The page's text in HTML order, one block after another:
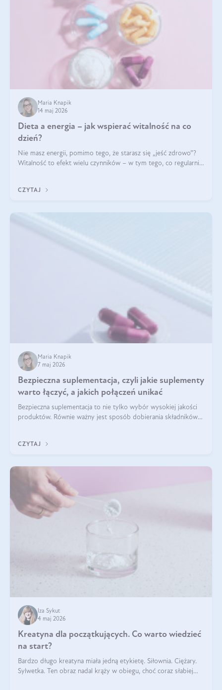
Maria Knapik
14 maj 2026
Dieta a energia – jak wspierać witalność na co
dzień?
Nie masz energii, pomimo tego, że starasz się „jeść zdrowo”?
Witalność to efekt wielu czynników – w tym tego, co regularnie
CZYTAJ
Maria Knapik
7 maj 2026
Bezpieczna suplementacja, czyli jakie suplementy
warto łączyć, a jakich połączeń unikać
Bezpieczna suplementacja to nie tylko wybór wysokiej jakości
produktów. Równie ważny jest sposób dobierania składników
CZYTAJ
Iza Sykut
4 maj 2026
Kreatyna dla początkujących. Co warto wiedzieć
na start?
Bardzo długo kreatyna miała jedną etykietę. Siłownia. Ciężary.
Sylwetka. Ten obraz nadal krąży w obiegu, choć coraz słabiej